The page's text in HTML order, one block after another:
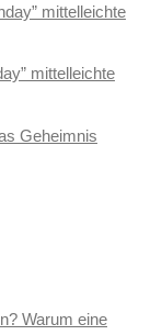
mittelleichte
mittelleichte
Geheimnis
Warum eine